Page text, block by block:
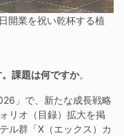
開業を祝い乾杯する植
課題は何ですか。
」で、新たな成長戦略
リオ（目録）拡大を掲
ル群「X（エックス）カ